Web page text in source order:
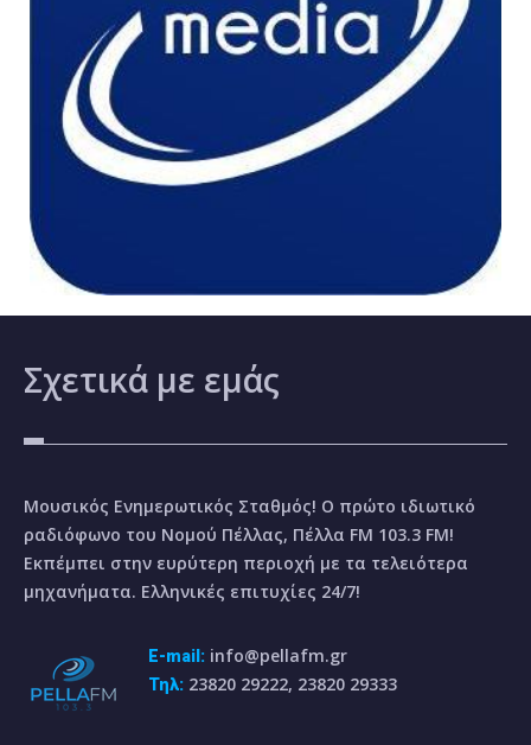
Σχετικά με εμάς
Μουσικός Ενημερωτικός Σταθμός! Ο πρώτο ιδιωτικό
ραδιόφωνο του Νομού Πέλλας, Πέλλα FM 103.3 FM!
Εκπέμπει στην ευρύτερη περιοχή με τα τελειότερα
μηχανήματα. Ελληνικές επιτυχίες 24/7!
E-mail: info@pellafm.gr
Τηλ: 23820 29222, 23820 29333